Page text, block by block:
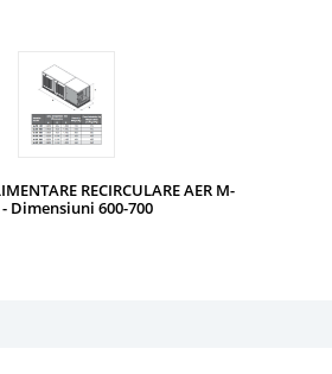
RECIRCULARE AER M-
- Dimensiuni 600-700